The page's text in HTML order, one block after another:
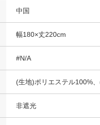
中国
幅180×丈220cm
#N/A
(生地)ポリエステル100%
非遮光